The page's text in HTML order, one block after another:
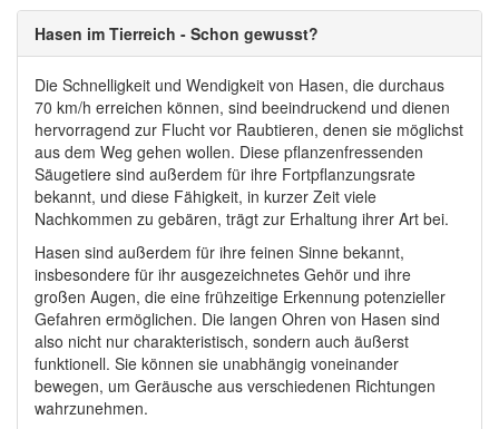
Hasen im Tierreich - Schon gewusst?
Die Schnelligkeit und Wendigkeit von Hasen, die durchaus
70 km/h erreichen können, sind beeindruckend und dienen
hervorragend zur Flucht vor Raubtieren, denen sie möglichst
aus dem Weg gehen wollen. Diese pflanzenfressenden
Säugetiere sind außerdem für ihre Fortpflanzungsrate
bekannt, und diese Fähigkeit, in kurzer Zeit viele
Nachkommen zu gebären, trägt zur Erhaltung ihrer Art bei.
Hasen sind außerdem für ihre feinen Sinne bekannt,
insbesondere für ihr ausgezeichnetes Gehör und ihre
großen Augen, die eine frühzeitige Erkennung potenzieller
Gefahren ermöglichen. Die langen Ohren von Hasen sind
also nicht nur charakteristisch, sondern auch äußerst
funktionell. Sie können sie unabhängig voneinander
bewegen, um Geräusche aus verschiedenen Richtungen
wahrzunehmen.